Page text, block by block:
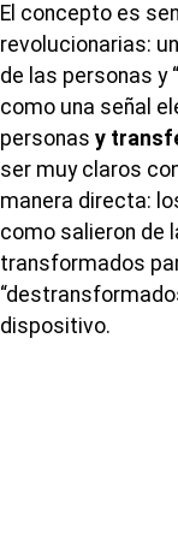
El concepto es
revolucionarias:
de las personas y
como una señal
personas y
ser muy claros
manera directa:
como salieron de
transformados
dispositivo.